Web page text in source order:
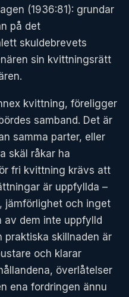
(1936:81): grundar
på det
skuldebrevets
sin kvittningsrätt
kvittning, föreligger
samband. Det är
samma parter, eller
skäl råkar ha
fri kvittning krävs att
är uppfyllda –
jämförlighet och inget
av dem inte uppfylld
praktiska skillnaden är
och klarar
överlåtelser
ena fordringen ännu